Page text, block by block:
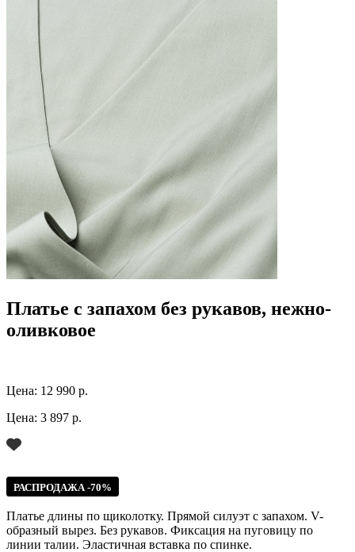
Платье с запахом без рукавов, нежно-
оливковое
Цена: 12 990 р.
Цена: 3 897 р.
РАСПРОДАЖА -70%
Платье длины по щиколотку. Прямой силуэт с запахом. V-
образный вырез. Без рукавов. Фиксация на пуговицу по
линии талии. Эластичная вставка по спинке.